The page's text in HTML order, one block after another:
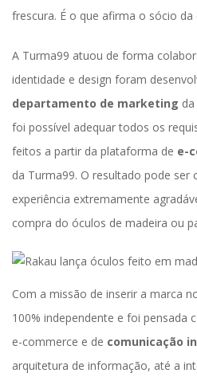
frescura. É o que afirma o sócio
A Turma99 atuou de forma
identidade e design foram
departamento de marketing
foi possível adequar todos os
feitos a partir da plataforma de e-
da Turma99. O resultado pode ser
experiência extremamente
compra do óculos de madeira ou
Com a missão de inserir a marca
100% independente e foi pensada
e-commerce e de comunicação
arquitetura de informação, até a